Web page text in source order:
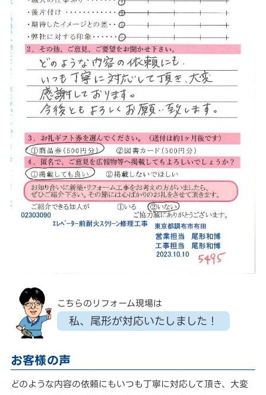
こちらのリフォーム現場は
私、尾形が対応いたしました！
お客様の声
どのような内容の依頼にもいつも丁寧に対応して頂き、大変